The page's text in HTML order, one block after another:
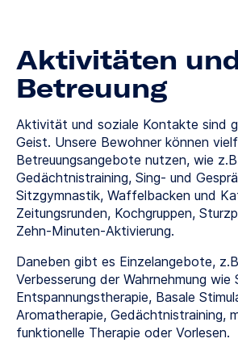
Aktivitäten
Betreuung
Aktivität und soziale Kontakte sind
Geist. Unsere Bewohner können
Betreuungsangebote nutzen, wie
Gedächtnistraining, Sing- und
Sitzgymnastik, Waffelbacken und
Zeitungsrunden, Kochgruppen,
Zehn-Minuten-Aktivierung.
Daneben gibt es Einzelangebote,
Verbesserung der Wahrnehmung wie
Entspannungstherapie, Basale
Aromatherapie, Gedächtnistraining,
funktionelle Therapie oder Vorlesen.